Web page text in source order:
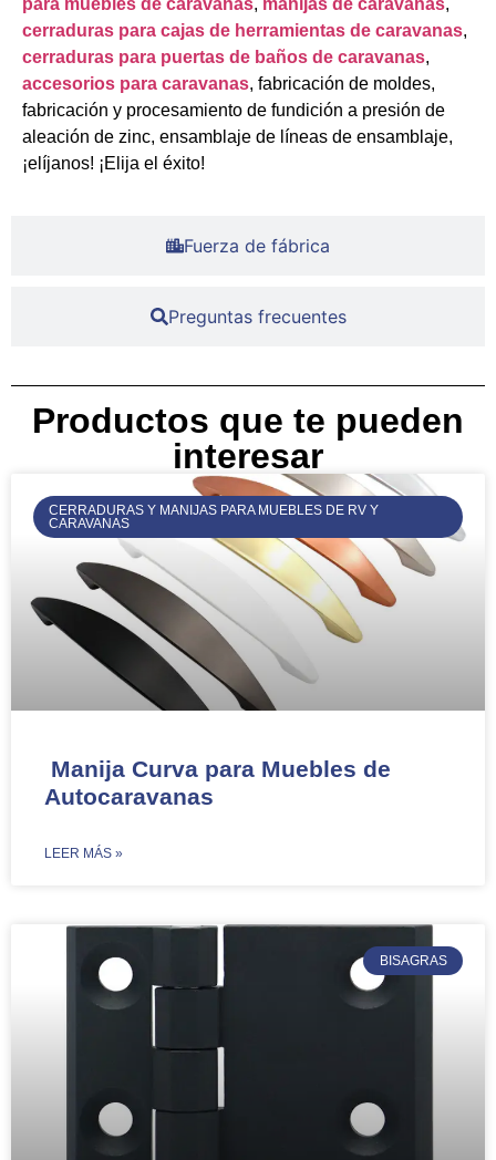
Fuerza de fábrica
Preguntas frecuentes
para muebles de caravanas, manijas de caravanas,
cerraduras para cajas de herramientas de caravanas,
cerraduras para puertas de baños de caravanas,
accesorios para caravanas, fabricación de moldes,
fabricación y procesamiento de fundición a presión de
aleación de zinc, ensamblaje de líneas de ensamblaje,
¡elíjanos! ¡Elija el éxito!
Productos que te pueden
interesar
CERRADURAS Y MANIJAS PARA MUEBLES DE RV Y
CARAVANAS
Manija Curva para Muebles de
Autocaravanas
​LEER MÁS »
BISAGRAS